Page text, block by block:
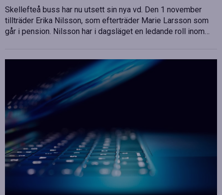
Skellefteå buss har nu utsett sin nya vd. Den 1 november
tillträder Erika Nilsson, som efterträder Marie Larsson som
går i pension. Nilsson har i dagsläget en ledande roll inom…